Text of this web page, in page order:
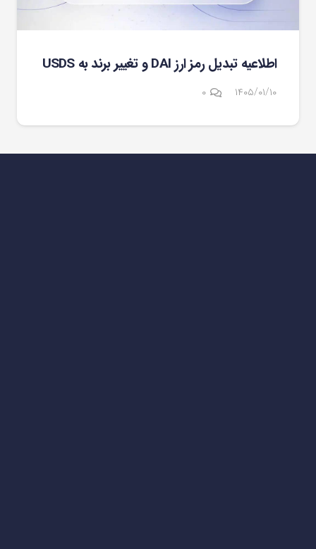
اطلاعیه تبدیل رمز ارز DAI و تغییر برند به USDS
۱۴۰۵/۰۱/۱۰ ۰